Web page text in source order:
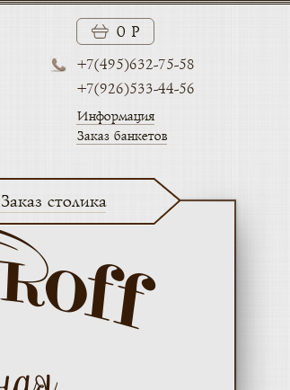
0 Р
+7(495)632-75-58
+7(926)533-44-56
Информация
Заказ банкетов
Заказ столика